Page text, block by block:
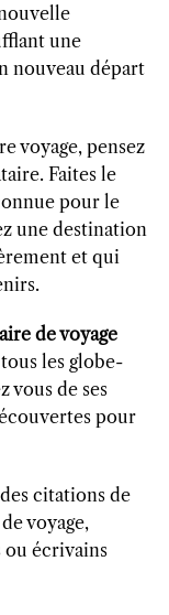
une
nouveau départ
voyage, pensez
Faites le
pour le
une destination
et qui
de voyage
les globe-
vous de ses
pour
citations de
voyage,
écrivains